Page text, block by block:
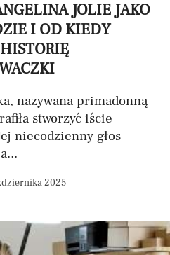
JOLIE JAKO
I OD KIEDY
nazywana primadonną
stworzyć iście
niecodzienny głos
2025